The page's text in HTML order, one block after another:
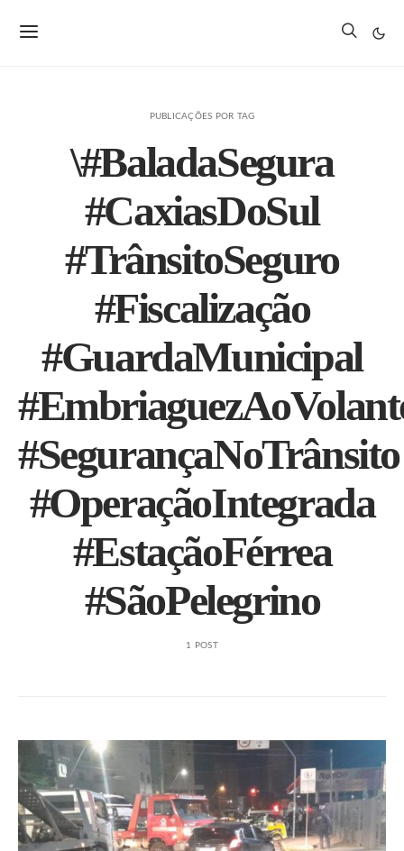
PUBLICAÇÕES POR TAG
\#BaladaSegura
#CaxiasDoSul
#TrânsitoSeguro
#Fiscalização
#GuardaMunicipal
#SegurançaNoTrânsito
#OperaçãoIntegrada
#EstaçãoFérrea
#SãoPelegrino
1 POST